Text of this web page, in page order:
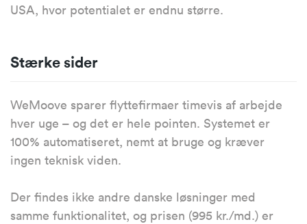
USA, hvor potentialet er endnu større.
Stærke sider
WeMoove sparer flyttefirmaer timevis af arbejde
hver uge – og det er hele pointen. Systemet er
100% automatiseret, nemt at bruge og kræver
ingen teknisk viden.
Der findes ikke andre danske løsninger med
samme funktionalitet, og prisen (995 kr./md.) er